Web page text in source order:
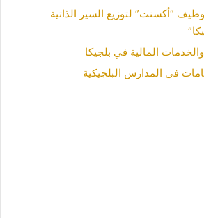
“أكسنت” لتوزيع السير الذاتية
المالية في بلجيكا
في المدارس البلجيكية